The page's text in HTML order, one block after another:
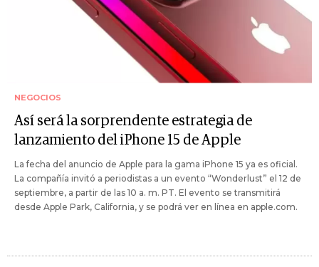
NEGOCIOS
Así será la sorprendente estrategia de
lanzamiento del iPhone 15 de Apple
La fecha del anuncio de Apple para la gama iPhone 15 ya es oficial.
La compañía invitó a periodistas a un evento “Wonderlust” el 12 de
septiembre, a partir de las 10 a. m. PT. El evento se transmitirá
desde Apple Park, California, y se podrá ver en línea en apple.com.